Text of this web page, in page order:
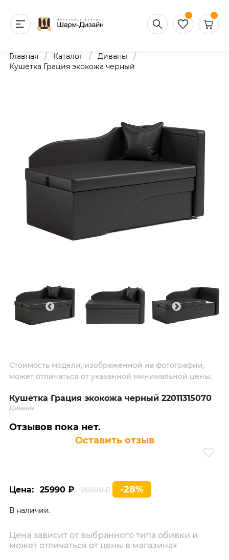
Главная / Каталог / Диваны /
Кушетка Грация экокожа черный
Стоимость модели, изображенной на фотографии,
может отличаться от указанной минимальной цены.
Кушетка Грация экокожа черный 22011315070
Диваны
Отзывов пока нет.
Оставить отзыв
Цена: 25990 ₽ 36090 ₽ -28%
В наличии.
Цена зависит от выбранного типа обивки и
может отличаться от цены в магазинах